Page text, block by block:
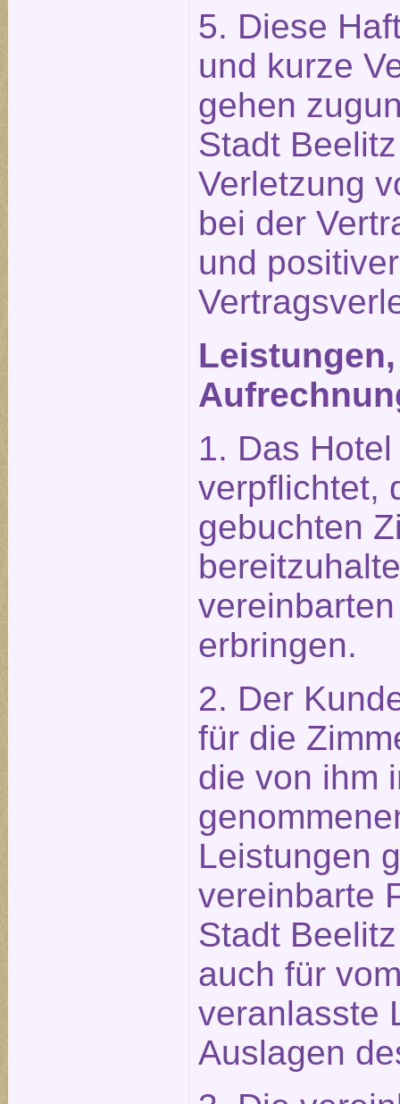
5. Diese
und kurze
gehen
Stadt
Verletzung
bei der
und positiver
1. Das
verpflichtet,
gebuchten
erbringen.
2. Der
für die
die von ihm
Leistungen
vereinbarte
Stadt
auch für
veranlasste
Auslagen